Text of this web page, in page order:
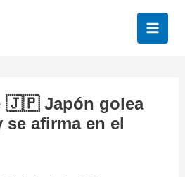
🇯🇵 Japón golea
se afirma en el